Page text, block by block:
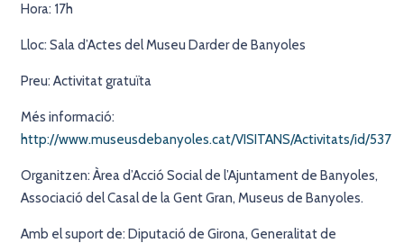
Hora: 17h
Lloc: Sala d’Actes del Museu Darder de Banyoles
Preu: Activitat gratuïta
Més informació:
http://www.museusdebanyoles.cat/VISITANS/Activitats/id/537
Organitzen: Àrea d’Acció Social de l’Ajuntament de Banyoles,
Associació del Casal de la Gent Gran, Museus de Banyoles.
Amb el suport de: Diputació de Girona, Generalitat de